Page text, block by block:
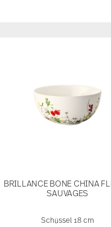
BRILLANCE BONE CHINA
SAUVAGES
Schüssel 18 cm